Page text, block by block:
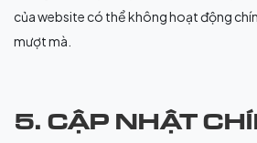
của website có thể không hoạt động
mượt mà.
5. CẬP NHẬT